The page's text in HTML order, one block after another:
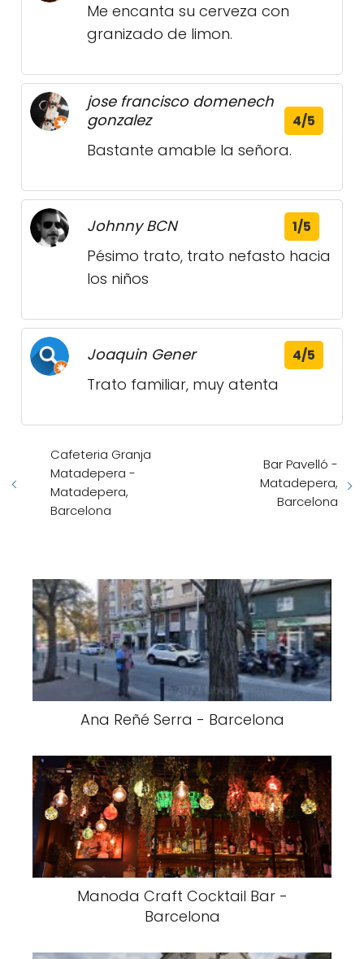
Me encanta su cerveza con
granizado de limon.
jose francisco domenech
gonzalez
4/5
Bastante amable la señora.
Johnny BCN 1/5
Pésimo trato, trato nefasto hacia
los niños
Joaquin Gener 4/5
Trato familiar, muy atenta
Cafeteria Granja
Matadepera -
Matadepera,
Barcelona
Bar Pavelló -
Matadepera,
Barcelona
Ana Reñé Serra - Barcelona
Manoda Craft Cocktail Bar -
Barcelona